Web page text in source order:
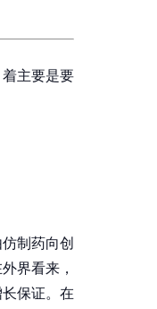
主要是要
制药向创
界看来，
保证。在